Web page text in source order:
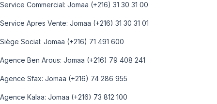
Service Commercial: Jomaa (+216) 31 30 31 00
Service Apres Vente: Jomaa (+216) 31 30 31 01
Siège Social: Jomaa (+216) 71 491 600
Agence Ben Arous: Jomaa (+216) 79 408 241
Agence Sfax: Jomaa (+216) 74 286 955
Agence Kalaa: Jomaa (+216) 73 812 100